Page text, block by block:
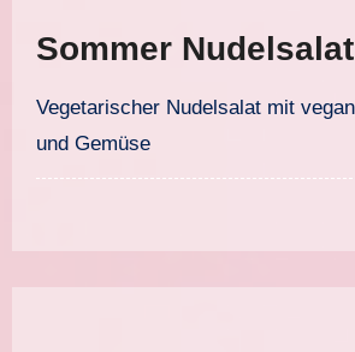
Sommer Nudelsalat
Vegetarischer Nudelsalat mit veganer Mayonnaise
und Gemüse